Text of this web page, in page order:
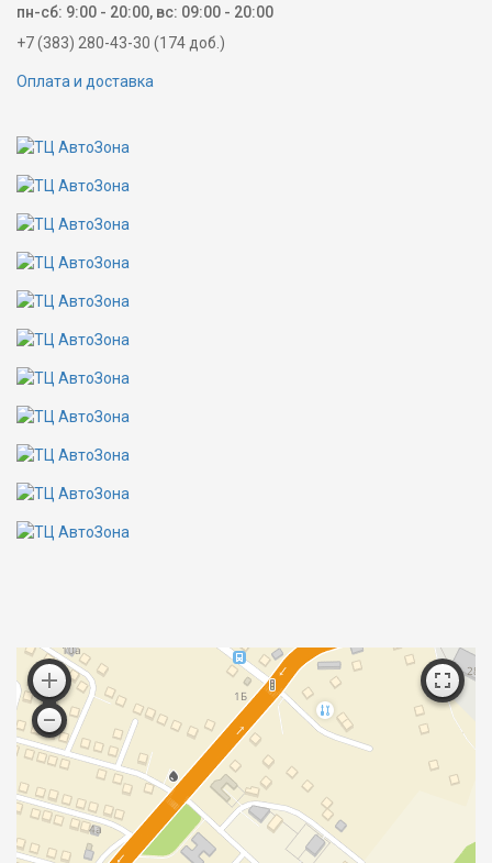
пн-сб: 9:00 - 20:00, вс: 09:00 - 20:00
+7 (383) 280-43-30 (174 доб.)
Оплата и доставка